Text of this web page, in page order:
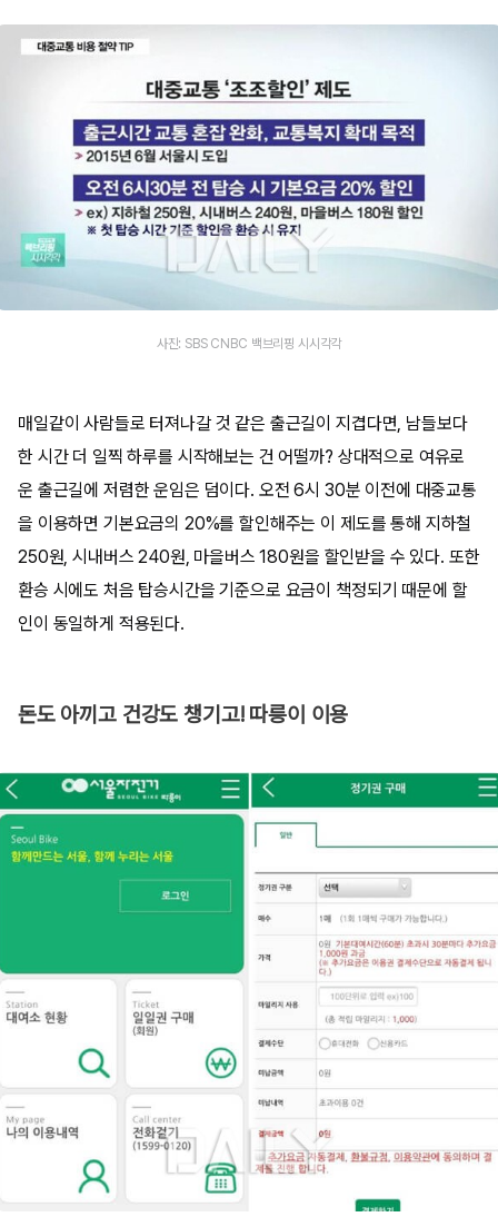
사진: SBS CNBC 백브리핑 시시각각
매일같이 사람들로 터져나갈 것 같은 출근길이 지겹다면, 남들보다
한 시간 더 일찍 하루를 시작해보는 건 어떨까? 상대적으로 여유로
운 출근길에 저렴한 운임은 덤이다. 오전 6시 30분 이전에 대중교통
을 이용하면 기본요금의 20%를 할인해주는 이 제도를 통해 지하철
250원, 시내버스 240원, 마을버스 180원을 할인받을 수 있다. 또한
환승 시에도 처음 탑승시간을 기준으로 요금이 책정되기 때문에 할
인이 동일하게 적용된다.
돈도 아끼고 건강도 챙기고! 따릉이 이용​